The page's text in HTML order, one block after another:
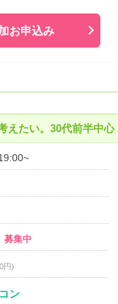
お申込み
えたい。30代前半中心
募集中
円)
ン